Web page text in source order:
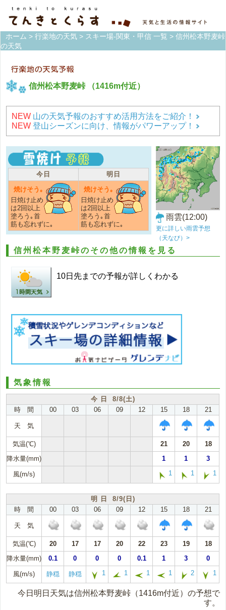
ホーム > 行楽地の天気 > スキー場-関東・甲信 一覧 > 信州松本野麦峠
の天気
信州松本野麦峠 （1416m付近）
NEW 山の天気予報のおすすめ活用方法をご紹介！
NEW 登山シーズンに向け、情報がパワーアップ！
今日
明日
焼けそう｡
日焼け止め
は2回以上
塗ろう｡首
筋も忘れずに｡
焼けそう｡
日焼け止め
は2回以上
塗ろう｡首
筋も忘れずに｡
雨雲(12:00)
更に詳しい雨雲予想
（天なび）>
信州松本野麦峠のその他の情報を見る
10日先までの予報が詳しくわかる
気象情報
今 日 8/8(土)
時 間
00 03 06 09 12 15 18 21
天 気
気温(℃) 21 20
18
降水量(mm)
1 1 3
風(m/s) 1 1 1
明 日 8/9(日)
時 間
00 03 06 09 12 15 18 21
天 気
気温(℃) 20 17 17 20 22 23 19
18
降水量(mm)
0.1 0 0 0 0.1 1 3 0
風(m/s) 静穏 静穏 1 1 1 1 2 1
今日明日天気は信州松本野麦峠（1416m付近）の予想で
す。